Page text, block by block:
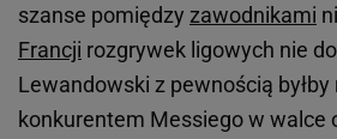
szanse pomiędzy zawodnikami
Francji rozgrywek ligowych nie
Lewandowski z pewnością byłby
konkurentem Messiego w walce